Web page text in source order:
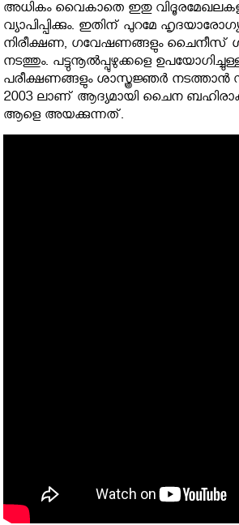
അധികം വൈകാതെ ഇതു
വ്യാപിപ്പിക്കും. ഇതിന് പുറമേ
നിരീക്ഷണ, ഗവേഷണങ്ങളും ചൈനീസ്
നടത്തും. പട്ടുനൂല്‍പ്പുഴുക്കളെ
പരീക്ഷണങ്ങളും ശാസ്ത്രജ്ഞര്‍
2003 ലാണ് ആദ്യമായി ചൈന
ആളെ അയക്കുന്നത്.